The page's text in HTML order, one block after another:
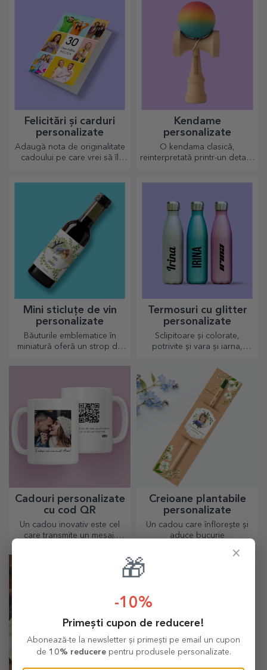
Felicitări și carduri
personalizate
Adaugă nota de originalitate
cadoului pe care vrei să îl
Kendame
personalizate
O kendama clasică,
reinterpretată printr-un detaliu
Mini sticluțe de vin
personalizate
Băuturile emblematice în
miniatură oferă un strop de
vin personalizate.
Termosuri cu glitter
personalizate
Sclipitoare și colorate,
potrivite și vara și iarna,
personalizat și luat oriunde
cu tine!
Cadouri personalizate
cu cod QR
Un cadou inovativ este cel
care transmite un mesaj.
Creioane plantabile
personalizate
Un cadou care înflorește și
aduce bucurie
×
🎁
-10%
Primești cupon de reducere!
Abonează-te la newsletter și primești pe email un cupon
de 10% reducerepentru produsele personalizate.